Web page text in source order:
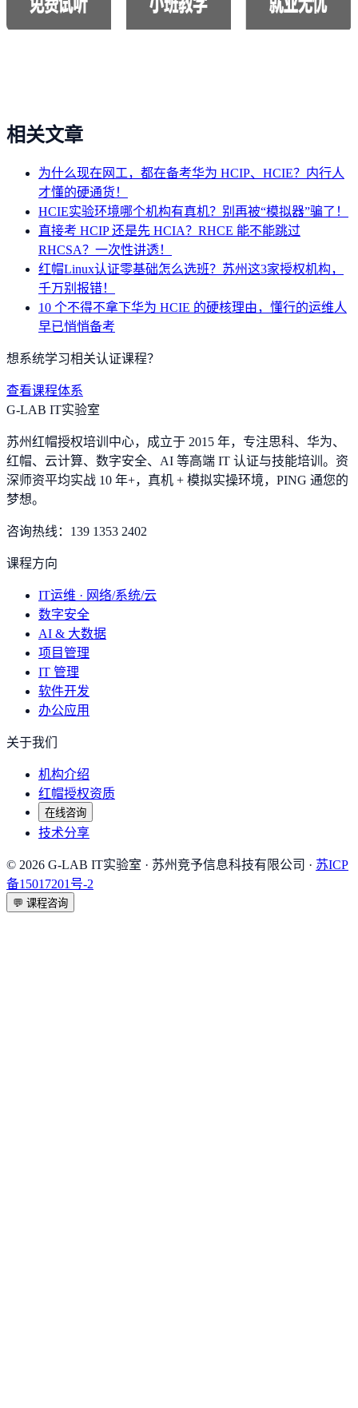
相关文章
为什么现在网工，都在备考华为 HCIP、HCIE？内行人
才懂的硬通货！
HCIE实验环境哪个机构有真机？别再被“模拟器”骗了！
直接考 HCIP 还是先 HCIA？RHCE 能不能跳过
RHCSA？一次性讲透！
红帽Linux认证零基础怎么选班？苏州这3家授权机构，
千万别报错！
10 个不得不拿下华为 HCIE 的硬核理由，懂行的运维人
早已悄悄备考
想系统学习相关认证课程？
查看课程体系
G-LAB IT实验室
苏州红帽授权培训中心，成立于 2015 年，专注思科、华为、
红帽、云计算、数字安全、AI 等高端 IT 认证与技能培训。资
深师资平均实战 10 年+，真机 + 模拟实操环境， PING 通您的
梦想。
咨询热线： 139 1353 2402
课程方向
IT运维 · 网络/系统/云
数字安全
AI & 大数据
项目管理
IT 管理
软件开发
办公应用
关于我们
机构介绍
红帽授权资质
在线咨询
技术分享
© 2026 G-LAB IT实验室 · 苏州竞予信息科技有限公司 · 苏ICP
备15017201号-2
💬 课程咨询